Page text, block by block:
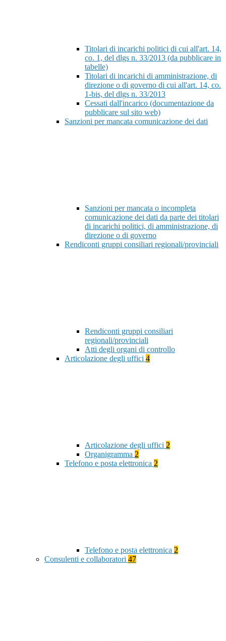
Titolari di incarichi politici di cui all'art. 14,
co. 1, del dlgs n. 33/2013 (da pubblicare in
tabelle)
Titolari di incarichi di amministrazione, di
direzione o di governo di cui all'art. 14, co.
1-bis, del dlgs n. 33/2013
Cessati dall'incarico (documentazione da
pubblicare sul sito web)
Sanzioni per mancata comunicazione dei dati
Sanzioni per mancata o incompleta
comunicazione dei dati da parte dei titolari
di incarichi politici, di amministrazione, di
direzione o di governo
Rendiconti gruppi consiliari regionali/provinciali
Rendiconti gruppi consiliari
regionali/provinciali
Atti degli organi di controllo
Articolazione degli uffici 4
Articolazione degli uffici 2
Organigramma 2
Telefono e posta elettronica 2
Telefono e posta elettronica 2
Consulenti e collaboratori 47